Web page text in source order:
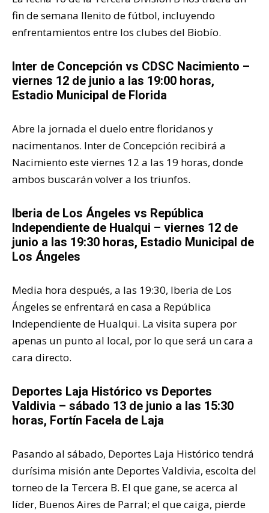
fin de semana llenito de fútbol, incluyendo
enfrentamientos entre los clubes del Biobío.
Inter de Concepción vs CDSC Nacimiento –
viernes 12 de junio a las 19:00 horas,
Estadio Municipal de Florida
Abre la jornada el duelo entre floridanos y
nacimentanos. Inter de Concepción recibirá a
Nacimiento este viernes 12 a las 19 horas, donde
ambos buscarán volver a los triunfos.
Iberia de Los Ángeles vs República
Independiente de Hualqui – viernes 12 de
junio a las 19:30 horas, Estadio Municipal de
Los Ángeles
Media hora después, a las 19:30, Iberia de Los
Ángeles se enfrentará en casa a República
Independiente de Hualqui. La visita supera por
apenas un punto al local, por lo que será un cara a
cara directo.
Deportes Laja Histórico vs Deportes
Valdivia – sábado 13 de junio a las 15:30
horas, Fortín Facela de Laja
Pasando al sábado, Deportes Laja Histórico tendrá
durísima misión ante Deportes Valdivia, escolta del
torneo de la Tercera B. El que gane, se acerca al
líder, Buenos Aires de Parral; el que caiga, pierde